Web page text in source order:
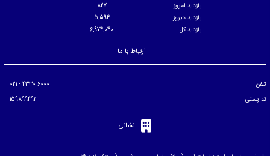
بازدید امروز
827
بازدید دیروز
5,594
بازدید کل
6,974,040
ارتباط با ما
تلفن
کد پستی
نشانی